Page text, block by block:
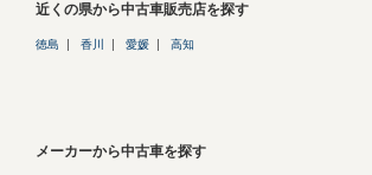
近くの県から中古車販売店を探す
徳島 香川 愛媛 高知
メーカーから中古車を探す